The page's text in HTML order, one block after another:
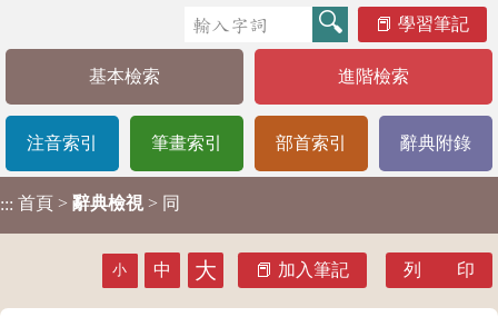
學習筆記
基本檢索 進階檢索
注音索引 筆畫索引 部首索引 辭典附錄
::: 首頁 > 辭典檢視 > 同
小 中 大 加入筆記 列 印